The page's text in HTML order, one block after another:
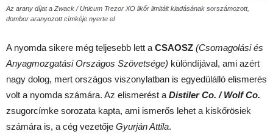
Az arany díjat a Zwack / Unicum Trezor XO likőr limitált kiadásának sorszámozott,
dombor aranyozott címkéje nyerte el
A nyomda sikere még teljesebb lett a CSAOSZ (Csomagolási és
Anyagmozgatási Országos Szövetsége) különdíjával, ami azért
nagy dolog, mert országos viszonylatban is egyedülálló elismerés
volt a nyomda számára. Az elismerést a Distiler Co. / Wolf Co.
zsugorcímke sorozata kapta, ami ismerős lehet a kiskőrösiek
számára is, a cég vezetője Gyurján Attila.